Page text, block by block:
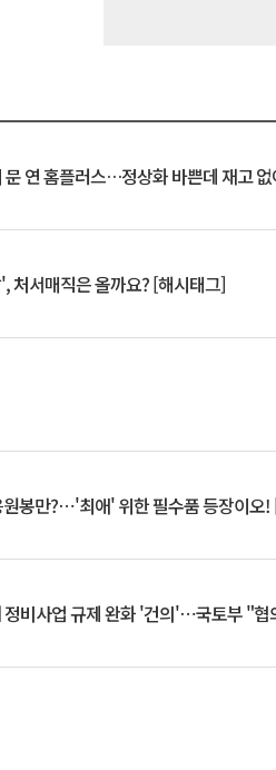
문 연 홈플러스…정상화 바쁜데 재고 없
처서매직은 올까요? [해시태그]
원봉만?⋯'최애' 위한 필수품 등장이오!
정비사업 규제 완화 '건의'⋯국토부 "협